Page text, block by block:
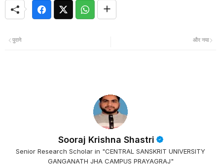
और नया
पुराने
Sooraj Krishna Shastri
Senior Research Scholar in "CENTRAL SANSKRIT UNIVERSITY
GANGANATH JHA CAMPUS PRAYAGRAJ"